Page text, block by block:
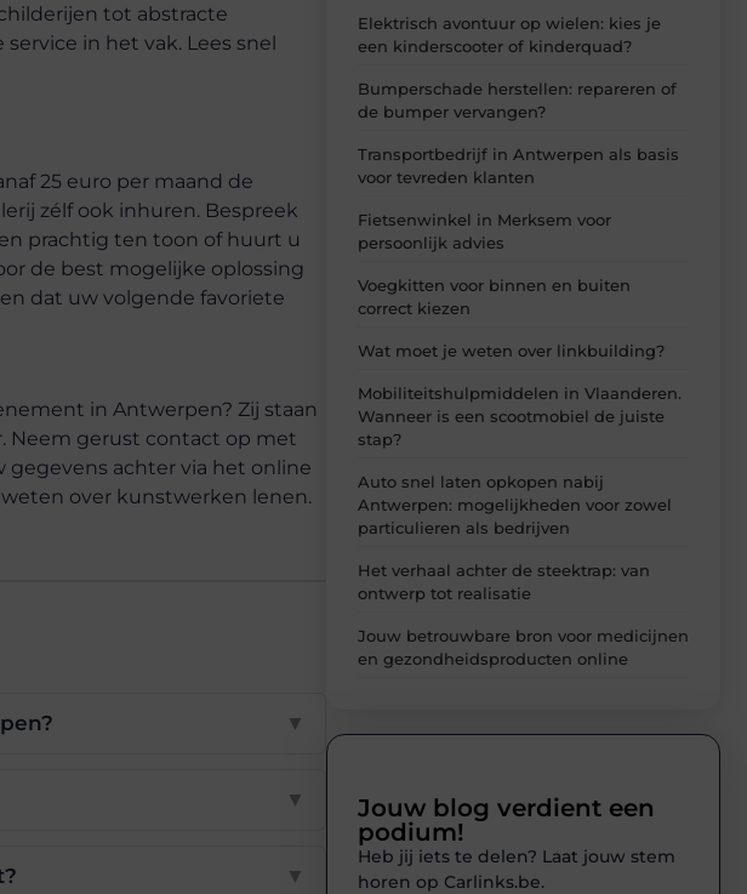
tot abstracte
in het vak. Lees snel
25 euro per maand de
zélf ook inhuren. Bespreek
prachtig ten toon of huurt u
de best mogelijke oplossing
dat uw volgende favoriete
in Antwerpen? Zij staan
Neem gerust contact op met
gegevens achter via het online
over kunstwerken lenen.
▼
▼
▼
Elektrisch avontuur op wielen: kies je
een kinderscooter of kinderquad?
Bumperschade herstellen: repareren of
de bumper vervangen?
Transportbedrijf in Antwerpen als basis
voor tevreden klanten
Fietsenwinkel in Merksem voor
persoonlijk advies
Voegkitten voor binnen en buiten
correct kiezen
Wat moet je weten over linkbuilding?
Mobiliteitshulpmiddelen in Vlaanderen.
Wanneer is een scootmobiel de juiste
stap?
Auto snel laten opkopen nabij
Antwerpen: mogelijkheden voor zowel
particulieren als bedrijven
Het verhaal achter de steektrap: van
ontwerp tot realisatie
Jouw betrouwbare bron voor medicijnen
en gezondheidsproducten online
Jouw blog verdient een
podium!
Heb jij iets te delen? Laat jouw stem
horen op Carlinks.be.